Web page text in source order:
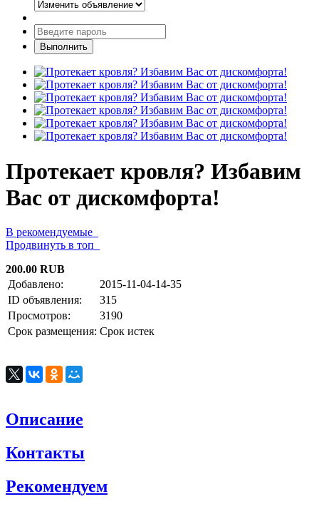
Протекает кровля? Избавим
Вас от дискомфорта!
В рекомендуемые
Продвинуть в топ
200.00 RUB
Добавлено:
2015-11-04-14-35
ID объявления:
315
Просмотров:
3190
Срок размещения: Срок истек
Описание
Контакты
Рекомендуем